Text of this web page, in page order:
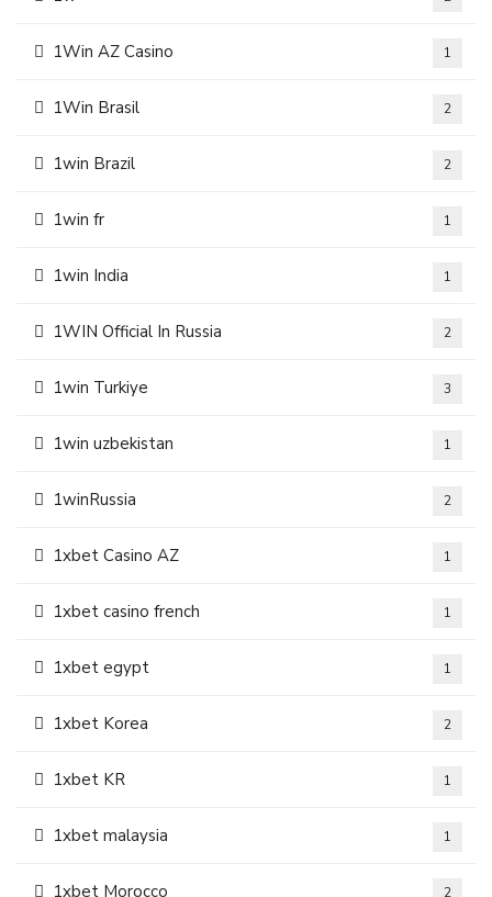
1Win AZ Casino 1
1Win Brasil 2
1win Brazil 2
1win fr 1
1win India 1
1WIN Official In Russia 2
1win Turkiye 3
1win uzbekistan 1
1winRussia 2
1xbet Casino AZ 1
1xbet casino french 1
1xbet egypt 1
1xbet Korea 2
1xbet KR 1
1xbet malaysia 1
1xbet Morocco 2